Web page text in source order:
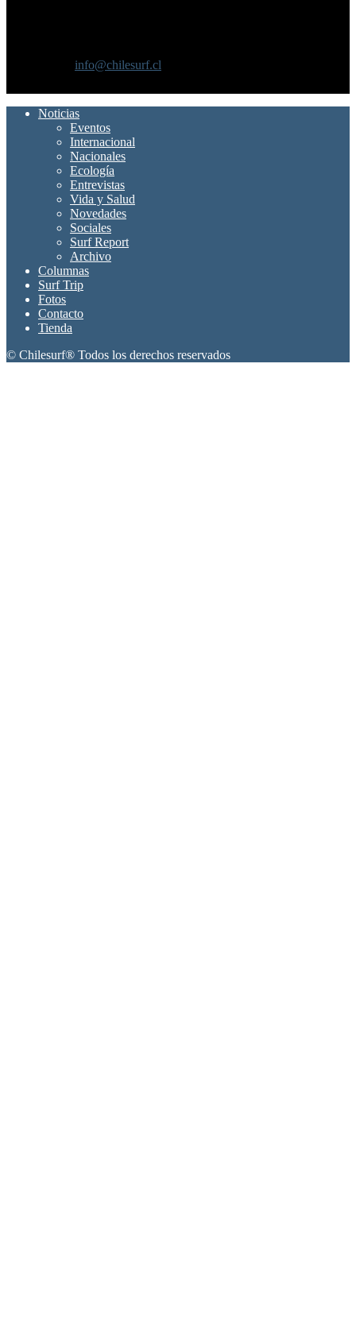
info@chilesurf.cl
Noticias
Eventos
Internacional
Nacionales
Ecología
Entrevistas
Vida y Salud
Novedades
Sociales
Surf Report
Archivo
Columnas
Surf Trip
Fotos
Contacto
Tienda
© Chilesurf® Todos los derechos reservados